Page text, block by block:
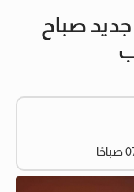
جديد صباح